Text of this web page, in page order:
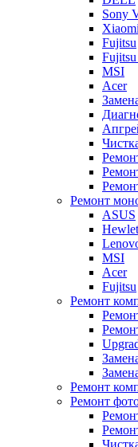
Sony
Xiaomi
Fujitsu
Fujitsu
MSI
Acer
Ремонт
ASUS
MSI
Acer
Fujitsu
Ремонт
Ремонт
Ремонт